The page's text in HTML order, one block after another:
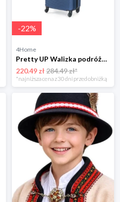
-22%
4Home
Pretty UP Walizka podróżna z tworzywa sztucznego ABS03 M, niebieski 4-Home
220.49 zł284.49 zł*
*najniższa cena z 30 dni przed obniżką